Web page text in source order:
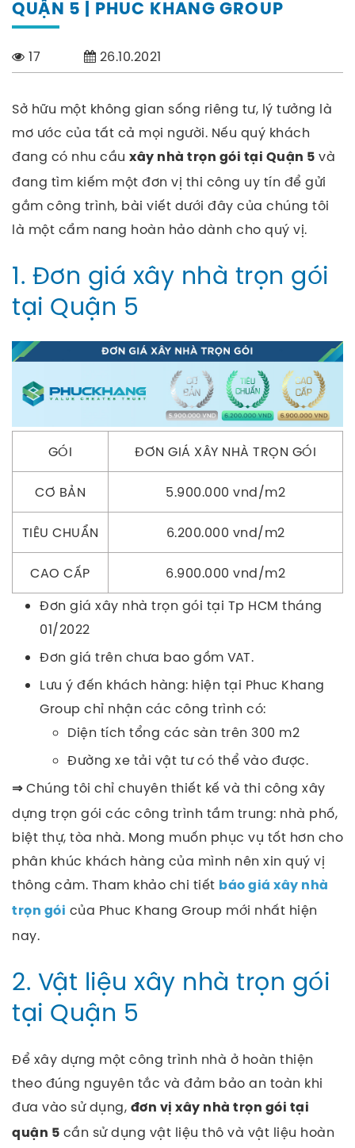
QUẬN 5 | PHUC KHANG GROUP
17 26.10.2021
Sở hữu một không gian sống riêng tư, lý tưởng là
mơ ước của tất cả mọi người. Nếu quý khách
đang có nhu cầu xây nhà trọn gói tại Quận 5 và
đang tìm kiếm một đơn vị thi công uy tín để gửi
gắm công trình, bài viết dưới đây của chúng tôi
là một cẩm nang hoàn hảo dành cho quý vị.
1. Đơn giá xây nhà trọn gói
tại Quận 5
GÓI ĐƠN GIÁ XÂY NHÀ TRỌN GÓI
CƠ BẢN 5.900.000 vnd/m2
TIÊU CHUẨN 6.200.000 vnd/m2
CAO CẤP
6.900.000 vnd/m2
Đơn giá xây nhà trọn gói tại Tp HCM tháng
01/2022
Đơn giá trên chưa bao gồm VAT.
Lưu ý đến khách hàng: hiện tại Phuc Khang
Group chỉ nhận các công trình có:
Diện tích tổng các sàn trên 300 m2
Đường xe tải vật tư có thể vào được.
⇒Chúng tôi chỉ chuyên thiết kế và thi công xây
dựng trọn gói các công trình tầm trung: nhà phố,
biệt thự, tòa nhà. Mong muốn phục vụ tốt hơn cho
phân khúc khách hàng của mình nên xin quý vị
thông cảm. Tham khảo chi tiết báo giá xây nhà
trọn gói của Phuc Khang Group mới nhất hiện
nay.
2. Vật liệu xây nhà trọn gói
tại Quận 5
Để xây dựng một công trình nhà ở hoàn thiện
theo đúng nguyên tắc và đảm bảo an toàn khi
đưa vào sử dụng, đơn vị xây nhà trọn gói tại
quận 5 cần sử dụng vật liệu thô và vật liệu hoàn